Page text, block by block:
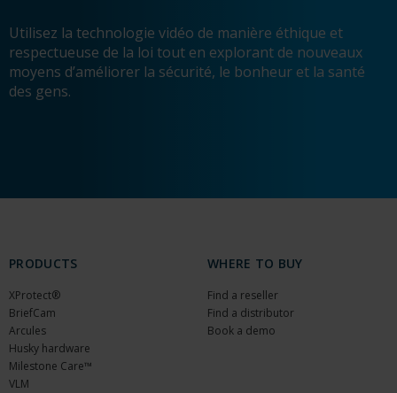
Utilisez la technologie vidéo de manière éthique et
respectueuse de la loi tout en explorant de nouveaux
moyens d’améliorer la sécurité, le bonheur et la santé
des gens.
PRODUCTS
XProtect®
BriefCam
Arcules
Husky hardware
Milestone Care™
VLM
WHERE TO BUY
Find a reseller
Find a distributor
Book a demo